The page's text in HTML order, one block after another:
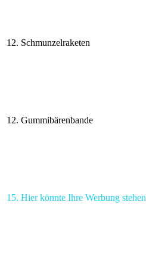
12. Schmunzelraketen
12. Gummibärenbande
15. Hier könnte Ihre Werbung stehen